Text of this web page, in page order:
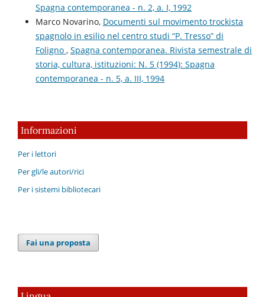
Spagna contemporanea - n. 2, a. I, 1992
Marco Novarino, Documenti sul movimento trockista
spagnolo in esilio nel centro studi “P. Tresso” di
Foligno , Spagna contemporanea. Rivista semestrale di
storia, cultura, istituzioni: N. 5 (1994): Spagna
contemporanea - n. 5, a. III, 1994
Informazioni
Per i lettori
Per gli/le autori/rici
Per i sistemi bibliotecari
Fai una proposta